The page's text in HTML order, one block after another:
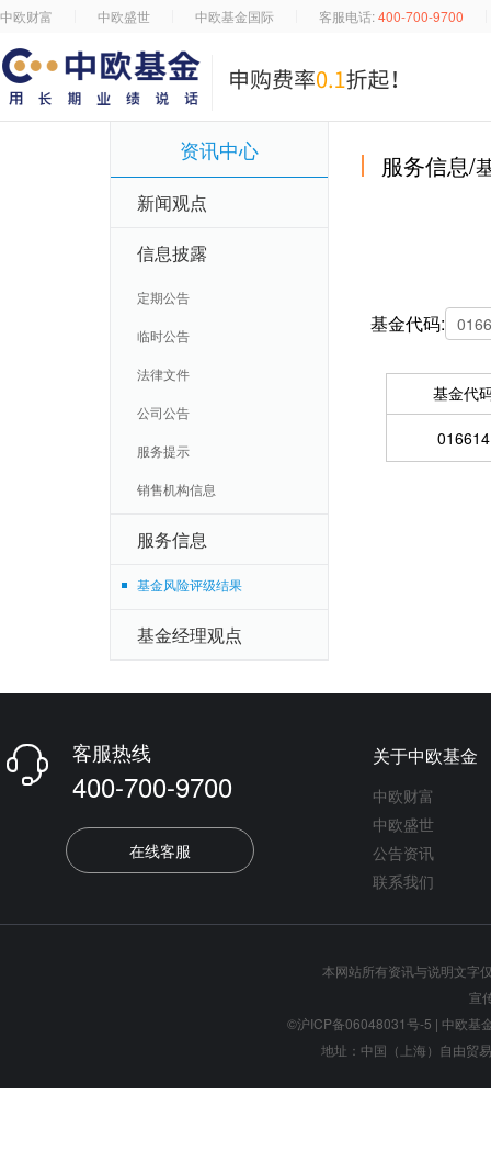
中欧财富 中欧盛世 中欧基金国际 客服电话:400-700-9700
资讯中心
新闻观点
信息披露
定期公告
临时公告
法律文件
公司公告
服务提示
销售机构信息
服务信息
基金风险评级结果
基金经理观点
服务信息/
基金代码:
基金代
016614
 客服热线
400-700-9700
在线客服
关于中欧基金
中欧财富
中欧盛世
公告资讯
联系我们
本网站所有资讯与说明文字
宣
©沪ICP备06048031号-5 | 中欧基
地址：中国（上海）自由贸